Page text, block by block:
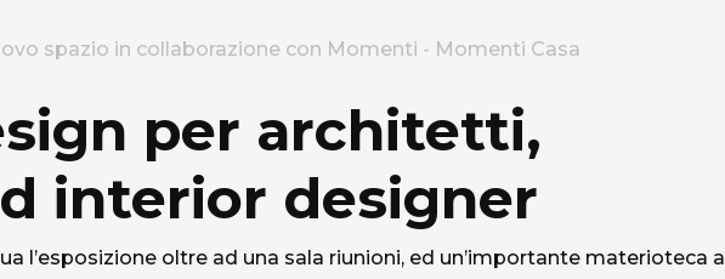
per architetti,
interior designer
l’esposizione oltre ad una sala riunioni, ed un’importante materioteca a